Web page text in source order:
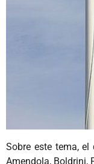
Sobre este tema,
Amendola, Boldrini,